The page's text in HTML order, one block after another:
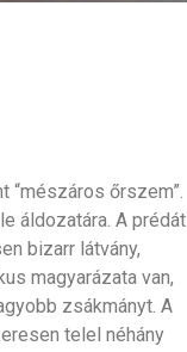
“mészáros őrszem”.
áldozatára. A prédát
bizarr látvány,
magyarázata van,
zsákmányt. A
telel néhány